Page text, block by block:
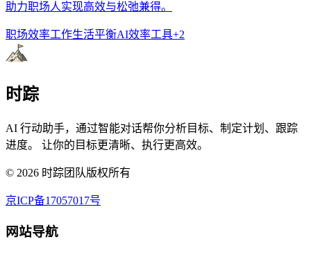
助力职场人实现高效与松弛兼得。
职场效率工作生活平衡AI效率工具+2
时踪
AI 行动助手，通过智能对话帮你分析目标、制定计划、跟踪
进度。 让你的目标更清晰、执行更高效。
© 2026 时踪团队版权所有
京ICP备17057017号
网站导航